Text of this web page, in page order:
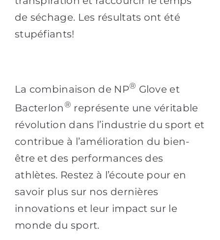
de séchage. Les résultats ont été
stupéfiants!
La combinaison de NP® Glove et
Bacterlon ® représente une véritable
révolution dans l’industrie du sport et
contribue à l’amélioration du bien-
être et des performances des
athlètes. Restez à l’écoute pour en
savoir plus sur nos dernières
innovations et leur impact sur le
monde du sport.